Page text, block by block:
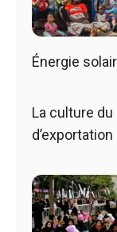
Énergie
La culture